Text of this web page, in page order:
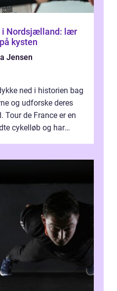
i Nordsjælland: lær
kysten
Jensen
ned i historien bag
og udforske deres
Tour de France er en
cykelløb og har